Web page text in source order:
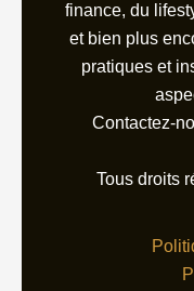
finance, du
et bien plus
pratiques et
Contactez-
Tous droits